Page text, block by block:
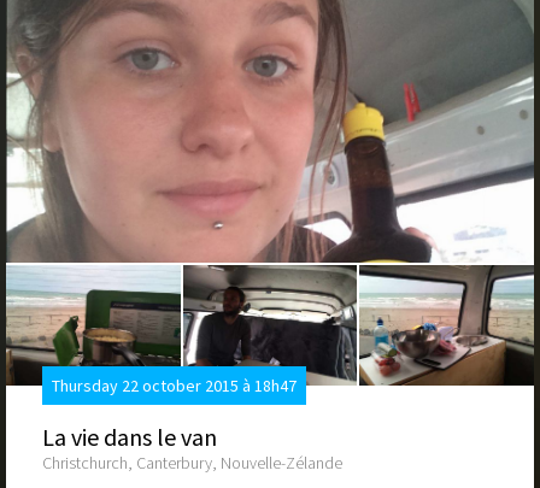
Thursday 22 october 2015 à 18h47
La vie dans le van
Christchurch, Canterbury, Nouvelle-Zélande